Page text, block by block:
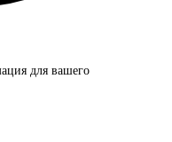
для вашего